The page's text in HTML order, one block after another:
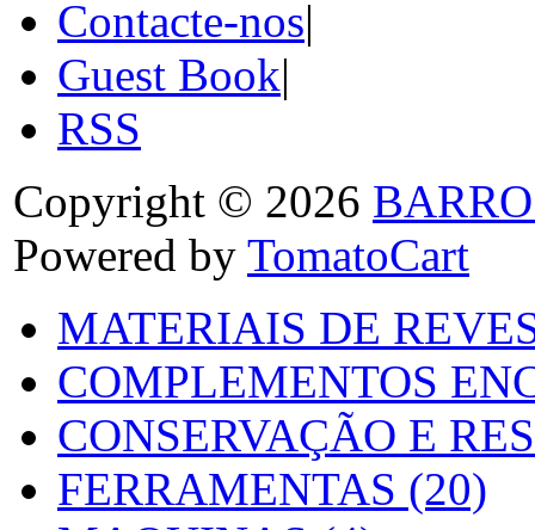
Contacte-nos|
Guest Book|
RSS
Copyright © 2026
Powered by TomatoCart
MATERIAIS DE
COMPLEMENTOS
CONSERVAÇÃO E
FERRAMENTAS (20)